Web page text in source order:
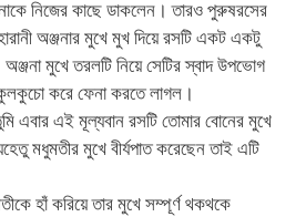
নিজের কাছে ডাকলেন। তারও পুরুষরসের
অঞ্জনার মুখে মুখ দিয়ে রসটি একট একটু
মুখে তরলটি নিয়ে সেটির স্বাদ উপভোগ
করে ফেনা করতে লাগল।
এবার এই মূল্যবান রসটি তোমার বোনের মুখে
মধুমতীর মুখে বীর্যপাত করেছেন তাই এটি
হাঁ করিয়ে তার মুখে সম্পূর্ণ থকথকে